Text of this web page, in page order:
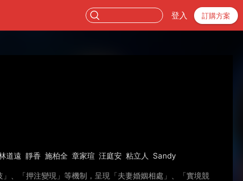
登入 訂購方案
道遠 靜香 施柏全 章家瑄 汪庭安 粘立人 Sandy
、「押注變現」等機制，呈現「夫妻婚姻相處」、「實境競